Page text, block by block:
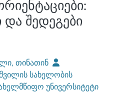
შედეგები
თინათინ
სახელობის
უნივერსიტეტი